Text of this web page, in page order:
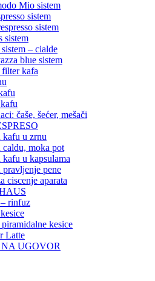
Mio sistem
sistem
sistem
sistem
sistem – cialde
blue sistem
kafa
čaše, šećer, mešači
kafu u zrnu
caldu, moka pot
kafu u kapsulama
pravljenje pene
ciscenje aparata
rinfuz
kesice
Latte
UGOVOR